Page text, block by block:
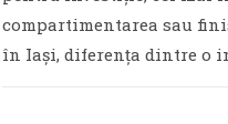
compartimentarea sau
în Iași, diferența dintre o